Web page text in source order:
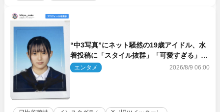
“中3写真”にネット騒然の19歳アイドル、水
着投稿に「スタイル抜群」「可愛すぎる」と
絶賛の声
エンタメ 2026/8/9 06:00